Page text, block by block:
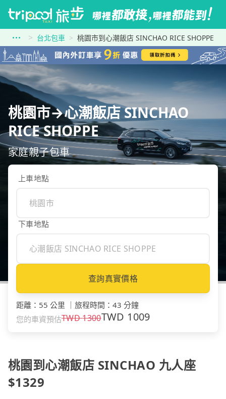
台北包車 桃園市到心潮飯店 SINCHAO RICE SHOPPE
桃園市→心潮飯店 SINCHAO
RICE SHOPPE
家庭親子包車
上車地點
下車地點
查詢真實價格
距離 ： 55 公里 旅程時間 ： 43 分鐘
您的車資預估TWD1300TWD 1009
桃園到心潮飯店 SINCHAO 九人座
$1329